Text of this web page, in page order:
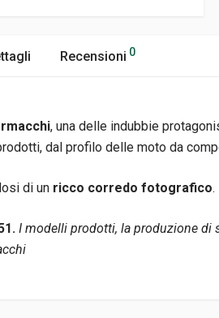
Recensioni 0
, una delle indubbie
dal profilo delle moto da
di un ricco corredo fotografico.
I modelli prodotti, la produzione di